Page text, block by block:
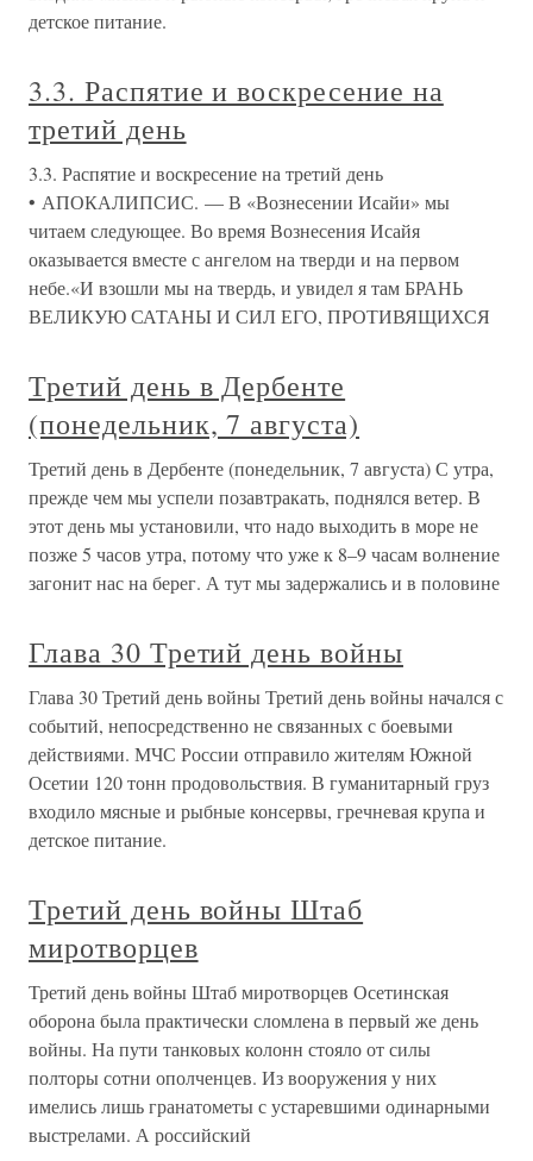
детское питание.
3.3. Распятие и воскресение на
третий день
3.3. Распятие и воскресение на третий день
• АПОКАЛИПСИС. — В «Вознесении Исайи» мы
читаем следующее. Во время Вознесения Исайя
оказывается вместе с ангелом на тверди и на первом
небе.«И взошли мы на твердь, и увидел я там БРАНЬ
ВЕЛИКУЮ САТАНЫ И СИЛ ЕГО, ПРОТИВЯЩИХСЯ
Третий день в Дербенте
(понедельник, 7 августа)
Третий день в Дербенте (понедельник, 7 августа) С утра,
прежде чем мы успели позавтракать, поднялся ветер. В
этот день мы установили, что надо выходить в море не
позже 5 часов утра, потому что уже к 8–9 часам волнение
загонит нас на берег. А тут мы задержались и в половине
Глава 30 Третий день войны
Глава 30 Третий день войны Третий день войны начался с
событий, непосредственно не связанных с боевыми
действиями. МЧС России отправило жителям Южной
Осетии 120 тонн продовольствия. В гуманитарный груз
входило мясные и рыбные консервы, гречневая крупа и
детское питание.
Третий день войны Штаб
миротворцев
Третий день войны Штаб миротворцев Осетинская
оборона была практически сломлена в первый же день
войны. На пути танковых колонн стояло от силы
полторы сотни ополченцев. Из вооружения у них
имелись лишь гранатометы с устаревшими одинарными
выстрелами. А российский